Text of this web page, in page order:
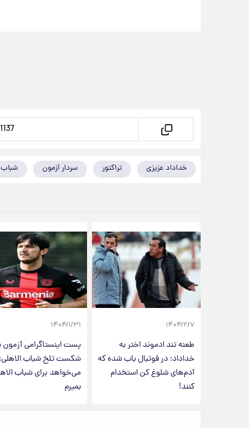
خداداد عزیزی تراکتور سردار آزمون شباب
۱۴۰۴/۲/۷
طعنه تند ادموند اختر به
خداداد: در فوتبال باب شده که
آدم‌های شلوغ کن استخدام
کنند!
۱۴۰۴/۱/۳۱
پست اینستاگرامی
شکست تلخ شباب
می‌خواهد برای شباب
بمیرم